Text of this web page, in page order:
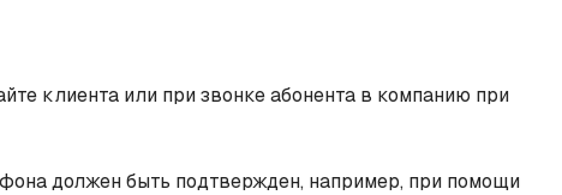
клиента или при звонке абонента в компанию при
должен быть подтвержден, например, при помощи